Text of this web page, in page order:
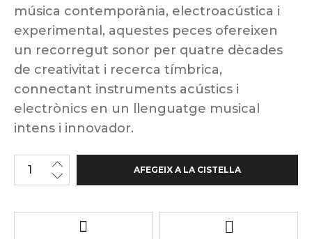
música contemporània, electroacústica i
experimental, aquestes peces ofereixen
un recorregut sonor per quatre dècades
de creativitat i recerca tímbrica,
connectant instruments acústics i
electrònics en un llenguatge musical
intens i innovador.
AFEGEIX A LA CISTELLA